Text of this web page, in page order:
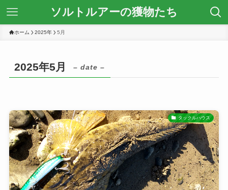
ソルトルアーの獲物たち
ホーム 2025年 5月
2025年5月 – date –
タックルハウス